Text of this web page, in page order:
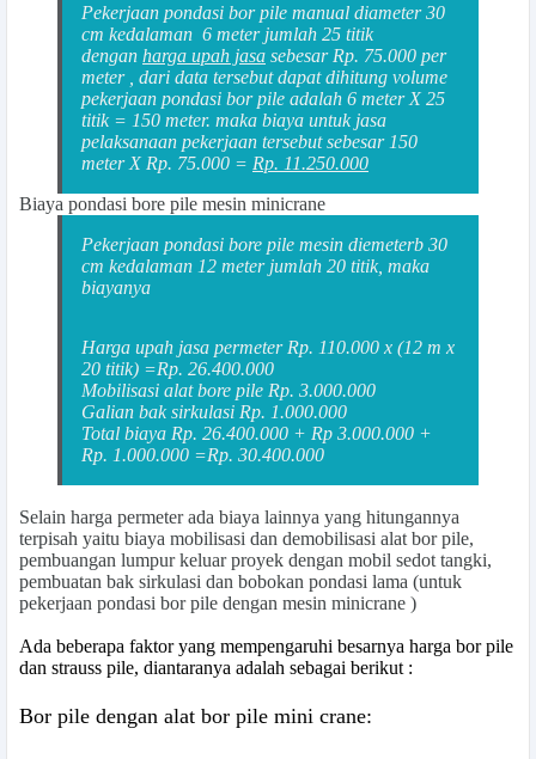
Pekerjaan pondasi bor pile manual diameter 30
cm kedalaman 6 meter jumlah 25 titik
dengan harga upah jasa sebesar Rp. 75.000 per
meter , dari data tersebut dapat dihitung volume
pekerjaan pondasi bor pile adalah 6 meter X 25
titik = 150 meter. maka biaya untuk jasa
pelaksanaan pekerjaan tersebut sebesar 150
meter X Rp. 75.000 = Rp. 11.250.000
Biaya pondasi bore pile mesin minicrane
Pekerjaan pondasi bore pile mesin diemeterb 30
cm kedalaman 12 meter jumlah 20 titik, maka
biayanya
Harga upah jasa permeter Rp. 110.000 x (12 m x
20 titik) =Rp. 26.400.000
Mobilisasi alat bore pile Rp. 3.000.000
Galian bak sirkulasi Rp. 1.000.000
Total biaya Rp. 26.400.000 + Rp 3.000.000 +
Rp. 1.000.000 =Rp. 30.400.000
Selain harga permeterada biaya lainnya yang hitungannya
terpisah yaitu biaya mobilisasi dan demobilisasi alat bor pile,
pembuangan lumpur keluar proyek dengan mobil sedot tangki,
pembuatan bak sirkulasi dan bobokan pondasi lama (untuk
pekerjaan pondasi bor pile dengan mesin minicrane )
Ada beberapa faktor yang mempengaruhi besarnya harga bor pile
dan strauss pile, diantaranya adalah sebagai berikut :
Bor pile dengan alat bor pile mini crane: